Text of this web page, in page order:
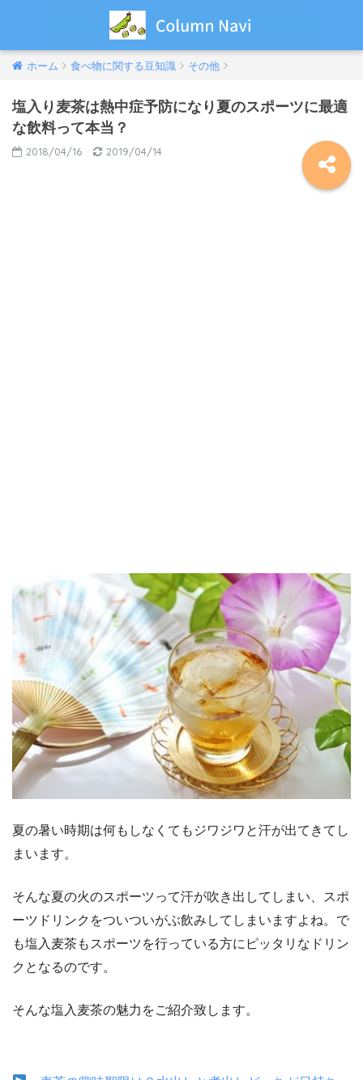
ホーム 食べ物に関する豆知識 その他
塩入り麦茶は熱中症予防になり夏のスポーツに最適
な飲料って本当？
2018/04/16 2019/04/14
夏の暑い時期は何もしなくてもジワジワと汗が出てきてし
まいます。
そんな夏の火のスポーツって汗が吹き出してしまい、スポ
ーツドリンクをついついがぶ飲みしてしまいますよね。で
も塩入麦茶もスポーツを行っている方にピッタリなドリン
クとなるのです。
そんな塩入麦茶の魅力をご紹介致します。